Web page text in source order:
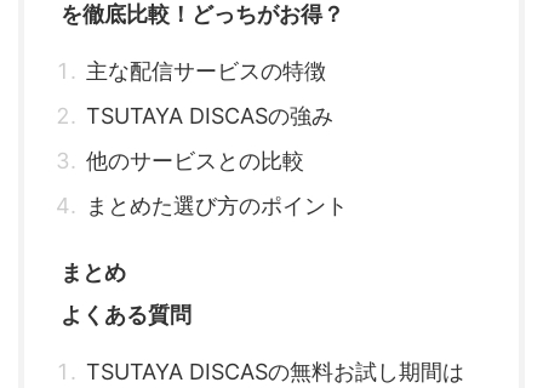
を徹底比較！どっちがお得？
主な配信サービスの特徴
TSUTAYA DISCASの強み
他のサービスとの比較
まとめた選び方のポイント
まとめ
よくある質問
TSUTAYA DISCASの無料お試し期間は